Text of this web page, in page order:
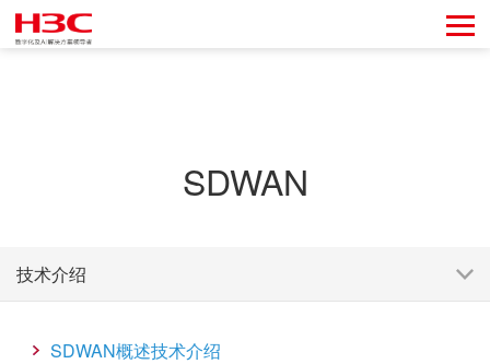
SDWAN
技术介绍
SDWAN概述技术介绍